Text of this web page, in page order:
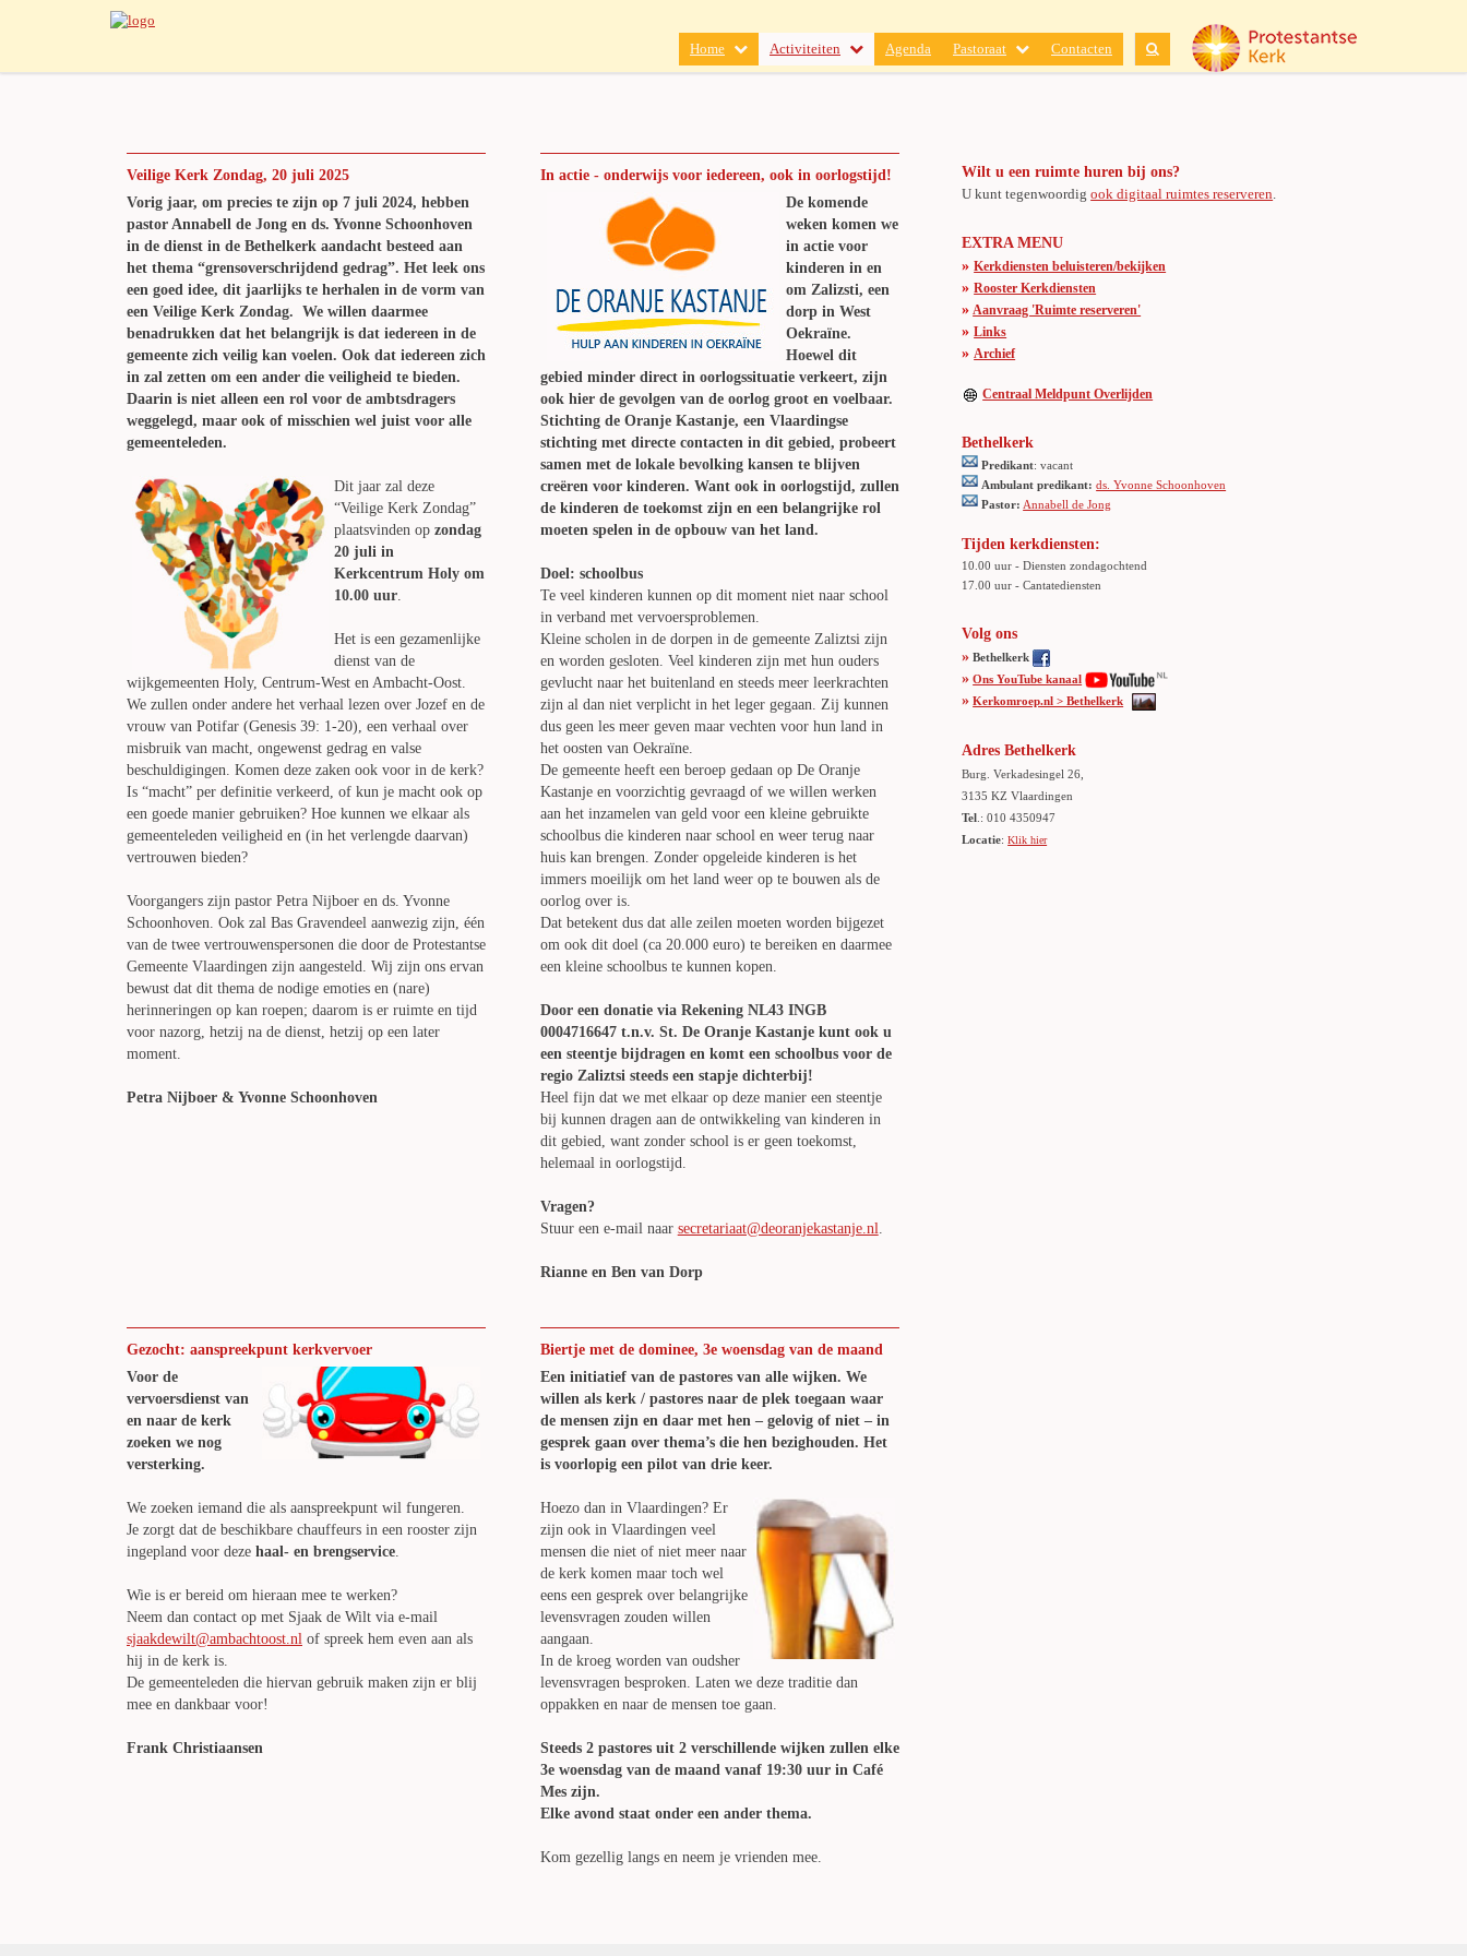
Home Activiteiten Agenda Pastoraat Contacten
Veilige Kerk Zondag, 20 juli 2025
Vorig jaar, om precies te zijn op 7 juli 2024, hebben
pastor Annabell de Jong en ds. Yvonne Schoonhoven
in de dienst in de Bethelkerk aandacht besteed aan
het thema “grensoverschrijdend gedrag”. Het leek ons
een goed idee, dit jaarlijks te herhalen in de vorm van
een Veilige Kerk Zondag. We willen daarmee
benadrukken dat het belangrijk is dat iedereen in de
gemeente zich veilig kan voelen. Ook dat iedereen zich
in zal zetten om een ander die veiligheid te bieden.
Daarin is niet alleen een rol voor de ambtsdragers
weggelegd, maar ook of misschien wel juist voor alle
gemeenteleden.
Dit jaar zal deze
“Veilige Kerk Zondag”
plaatsvinden op zondag
20 juli in
Kerkcentrum Holy om
10.00 uur.
Het is een gezamenlijke
dienst van de
wijkgemeenten Holy, Centrum-West en Ambacht-Oost.
We zullen onder andere het verhaal lezen over Jozef en de
vrouw van Potifar (Genesis 39: 1-20), een verhaal over
misbruik van macht, ongewenst gedrag en valse
beschuldigingen. Komen deze zaken ook voor in de kerk?
Is “macht” per definitie verkeerd, of kun je macht ook op
een goede manier gebruiken? Hoe kunnen we elkaar als
gemeenteleden veiligheid en (in het verlengde daarvan)
vertrouwen bieden?
Voorgangers zijn pastor Petra Nijboer en ds. Yvonne
Schoonhoven. Ook zal Bas Gravendeel aanwezig zijn, één
van de twee vertrouwenspersonen die door de Protestantse
Gemeente Vlaardingen zijn aangesteld. Wij zijn ons ervan
bewust dat dit thema de nodige emoties en (nare)
herinneringen op kan roepen; daarom is er ruimte en tijd
voor nazorg, hetzij na de dienst, hetzij op een later
moment.
Petra Nijboer & Yvonne Schoonhoven
In actie - onderwijs voor iedereen, ook in oorlogstijd!
De komende
weken komen we
in actie voor
kinderen in en
om Zalizsti, een
dorp in West
Oekraïne.
Hoewel dit
gebied minder direct in oorlogssituatie verkeert, zijn
ook hier de gevolgen van de oorlog groot en voelbaar.
Stichting de Oranje Kastanje, een Vlaardingse
stichting met directe contacten in dit gebied, probeert
samen met de lokale bevolking kansen te blijven
creëren voor kinderen. Want ook in oorlogstijd, zullen
de kinderen de toekomst zijn en een belangrijke rol
moeten spelen in de opbouw van het land.
Doel: schoolbus
Te veel kinderen kunnen op dit moment niet naar school
in verband met vervoersproblemen.
Kleine scholen in de dorpen in de gemeente Zaliztsi zijn
en worden gesloten. Veel kinderen zijn met hun ouders
gevlucht naar het buitenland en steeds meer leerkrachten
zijn al dan niet verplicht in het leger gegaan. Zij kunnen
dus geen les meer geven maar vechten voor hun land in
het oosten van Oekraïne.
De gemeente heeft een beroep gedaan op De Oranje
Kastanje en voorzichtig gevraagd of we willen werken
aan het inzamelen van geld voor een kleine gebruikte
schoolbus die kinderen naar school en weer terug naar
huis kan brengen. Zonder opgeleide kinderen is het
immers moeilijk om het land weer op te bouwen als de
oorlog over is.
Dat betekent dus dat alle zeilen moeten worden bijgezet
om ook dit doel (ca 20.000 euro) te bereiken en daarmee
een kleine schoolbus te kunnen kopen.
Door een donatie via Rekening NL43 INGB
0004716647 t.n.v. St. De Oranje Kastanje kunt ook u
een steentje bijdragen en komt een schoolbus voor de
regio Zaliztsi steeds een stapje dichterbij!
Heel fijn dat we met elkaar op deze manier een steentje
bij kunnen dragen aan de ontwikkeling van kinderen in
dit gebied, want zonder school is er geen toekomst,
helemaal in oorlogstijd.
Vragen?
Stuur een e-mail naar secretariaat@deoranjekastanje.nl.
Rianne en Ben van Dorp
Gezocht: aanspreekpunt kerkvervoer
Voor de
vervoersdienst van
en naar de kerk
zoeken we nog
versterking.
We zoeken iemand die als aanspreekpunt wil fungeren.
Je zorgt dat de beschikbare chauffeurs in een rooster zijn
ingepland voor deze haal- en brengservice.
Wie is er bereid om hieraan mee te werken?
Neem dan contact op met Sjaak de Wilt via e-mail
sjaakdewilt@ambachtoost.nl of spreek hem even aan als
hij in de kerk is.
De gemeenteleden die hiervan gebruik maken zijn er blij
mee en dankbaar voor!
Frank Christiaansen
Biertje met de dominee, 3e woensdag van de maand
Een initiatief van de pastores van alle wijken. We
willen als kerk / pastores naar de plek toegaan waar
de mensen zijn en daar met hen – gelovig of niet – in
gesprek gaan over thema’s die hen bezighouden. Het
is voorlopig een pilot van drie keer.
Hoezo dan in Vlaardingen? Er
zijn ook in Vlaardingen veel
mensen die niet of niet meer naar
de kerk komen maar toch wel
eens een gesprek over belangrijke
levensvragen zouden willen
aangaan.
In de kroeg worden van oudsher
levensvragen besproken. Laten we deze traditie dan
oppakken en naar de mensen toe gaan.
Steeds 2 pastores uit 2 verschillende wijken zullen elke
3e woensdag van de maand vanaf 19:30 uur in Café
Mes zijn.
Elke avond staat onder een ander thema.
Kom gezellig langs en neem je vrienden mee.
Wilt u een ruimte huren bij ons?
U kunt tegenwoordigook digitaal ruimtes reserveren.
EXTRA MENU
» Kerkdiensten beluisteren/bekijken
» Rooster Kerkdiensten
» Aanvraag 'Ruimte reserveren'
» Links
» Archief
Centraal Meldpunt Overlijden
Bethelkerk
Predikant: vacant
Ambulant predikant: ds. Yvonne Schoonhoven
Pastor: Annabell de Jong
Tijden kerkdiensten:
10.00 uur - Diensten zondagochtend
17.00 uur - Cantatediensten
Volg ons
» Bethelkerk
» Ons YouTube kanaal
» Kerkomroep.nl > Bethelkerk
Adres Bethelkerk
Burg. Verkadesingel 26,
3135 KZ Vlaardingen
Tel .: 010 4350947
Locatie:Klik hier